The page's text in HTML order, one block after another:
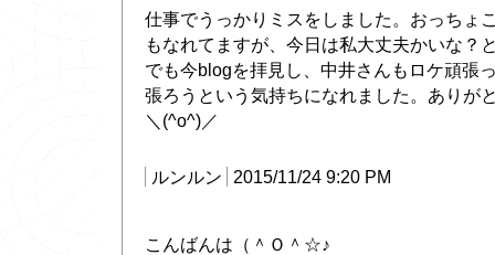
仕事でうっかりミスをしました。おっちょ
もなれてますが、今日は私大丈夫かいな？
でも今blogを拝見し、中井さんもロケ頑張
張ろうという気持ちになれました。ありが
＼(^o^)／
ルンルン 2015/11/24 9:20 PM
こんばんは（＾Ｏ＾☆♪